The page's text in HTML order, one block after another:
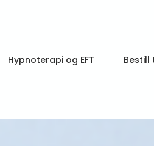
Hypnoterapi og EFT Bestill